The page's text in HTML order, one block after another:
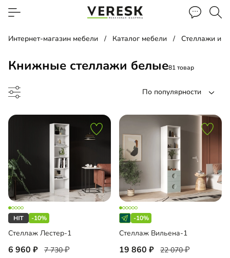
Интернет-магазин мебели Каталог мебели Стеллажи и
Книжные стеллажи белые81 товар
По популярности
библиотека
стеллаж
-10%
Стеллаж Лестер-1
6 960 7 730
-10%
Стеллаж Вильена-1
19 860 22 070